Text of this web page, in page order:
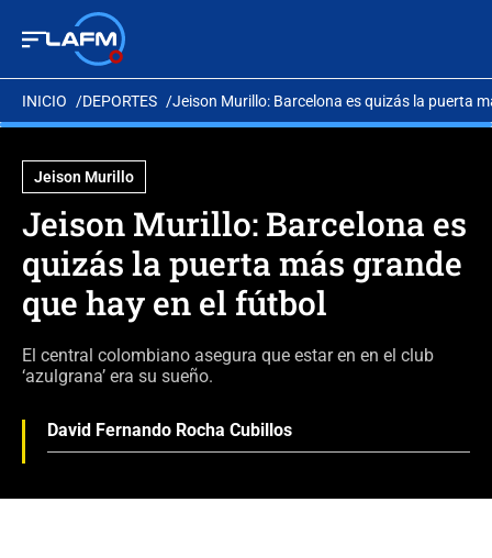
INICIO DEPORTES Jeison Murillo: Barcelona es quizás la puerta
Jeison Murillo
Jeison Murillo: Barcelona es
quizás la puerta más grande
que hay en el fútbol
El central colombiano asegura que estar en en el club
‘azulgrana’ era su sueño.
David Fernando Rocha Cubillos